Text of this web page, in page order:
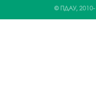
© ПДАУ, 2010-